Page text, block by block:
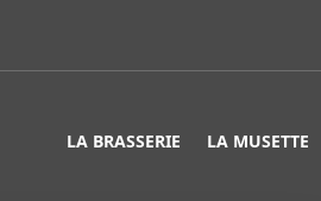
LA BRASSERIE LA MUSETTE